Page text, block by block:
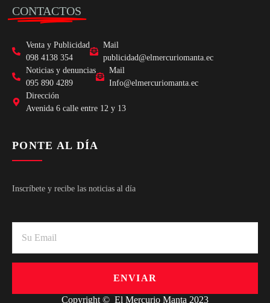
CONTACTOS
Venta y Publicidad
098 4138 354
Mail
publicidad@elmercuriomanta.ec
Noticias y denuncias
095 890 4289
Mail
Info@elmercuriomanta.ec
Dirección
Avenida 6 calle entre 12 y 13
PONTE AL DÍA
Inscríbete y recibe las noticias al día
ENVIAR
Copyright © El Mercurio Manta 2023